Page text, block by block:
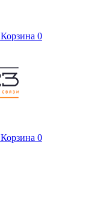
Корзина 0
Корзина 0